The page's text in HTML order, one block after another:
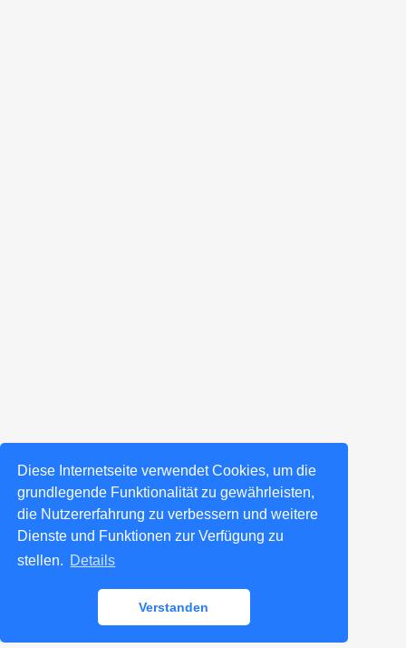
Diese Internetseite verwendet Cookies, um die
grundlegende Funktionalität zu gewährleisten,
die Nutzererfahrung zu verbessern und weitere
Dienste und Funktionen zur Verfügung zu
stellen. Details
Verstanden